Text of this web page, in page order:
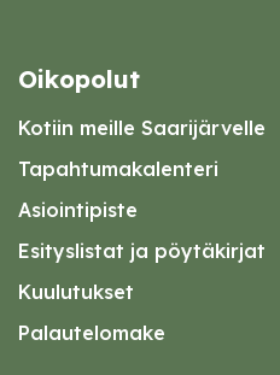
Oikopolut
Kotiin meille Saarijärvelle
Tapahtumakalenteri
Asiointipiste
Esityslistat ja pöytäkirjat
Kuulutukset
Palautelomake